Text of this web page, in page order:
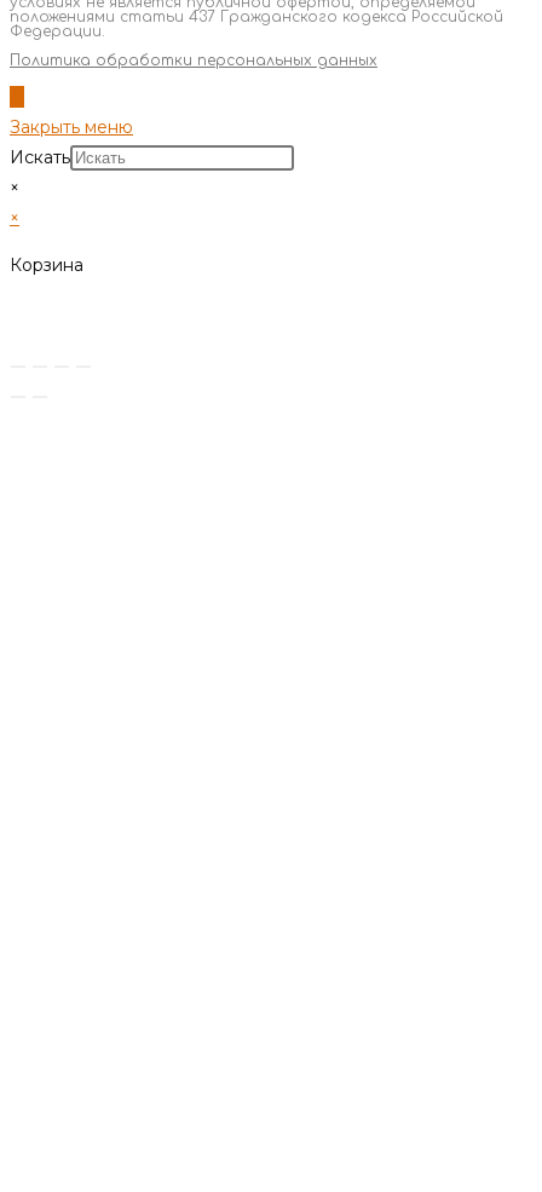
положениями статьи 437 Гражданского кодекса Российской
Федерации.
Политика обработки персональных данных
Закрыть меню
Искать
×
×
Корзина